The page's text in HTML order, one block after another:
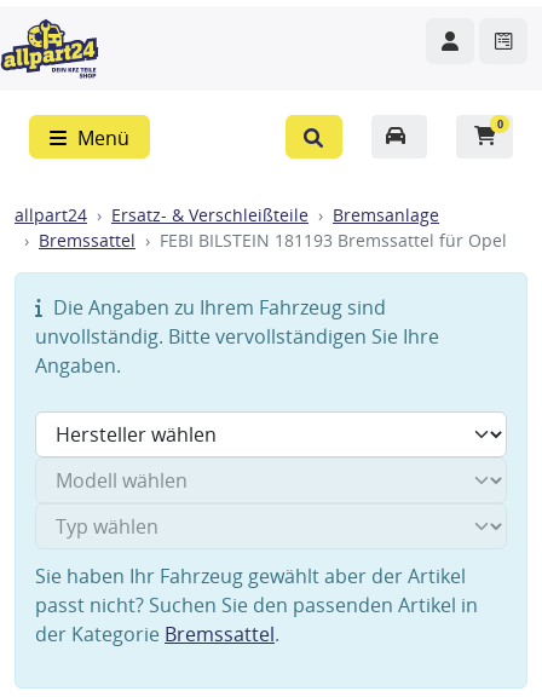
Menü
0
allpart24 Ersatz- & Verschleißteile
Bremsanlage
Bremssattel
FEBI BILSTEIN 181193 Bremssattel für Opel
Die Angaben zu Ihrem Fahrzeug sind
unvollständig. Bitte vervollständigen Sie Ihre
Angaben.
Sie haben Ihr Fahrzeug gewählt aber der Artikel
passt nicht? Suchen Sie den passenden Artikel in
der Kategorie Bremssattel.